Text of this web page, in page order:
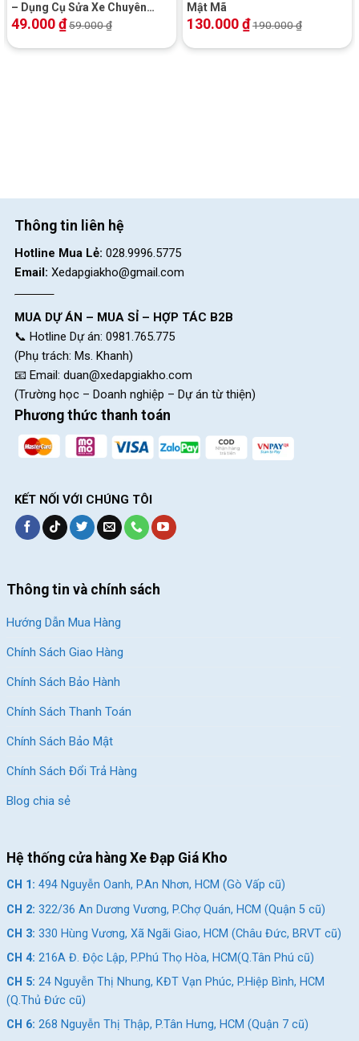
Xe Đạp Địa Hình MTB Life
MX900 27.5 Inch –
4.480.000₫
Xe Đạp Địa Hình MTB
Miamor Forteen 24 Inch –
4.790.000₫
– Dụng Cụ Sửa Xe Chuyên
Dụng
49.000₫59.000₫
Mật Mã
130.000₫190.000₫
Thông tin liên hệ
Hotline Mua Lẻ: 028.9996.5775
Email: Xedapgiakho@gmail.com
MUA DỰ ÁN – MUA SỈ – HỢP TÁC B2B
📞 Hotline Dự án: 0981.765.775
(Phụ trách: Ms. Khanh)
📧 Email: duan@xedapgiakho.com
(Trường học – Doanh nghiệp – Dự án từ thiện)
Phương thức thanh toán
KẾT NỐI VỚI CHÚNG TÔI
Thông tin và chính sách
Hướng Dẫn Mua Hàng
Chính Sách Giao Hàng
Chính Sách Bảo Hành
Chính Sách Thanh Toán
Chính Sách Bảo Mật
Chính Sách Đổi Trả Hàng
Blog chia sẻ
Hệ thống cửa hàng Xe Đạp Giá Kho
CH 1: 494 Nguyễn Oanh, P.An Nhơn, HCM (Gò Vấp cũ)
CH 2: 322/36 An Dương Vương, P.Chợ Quán, HCM (Quận 5 cũ)
CH 3: 330 Hùng Vương, Xã Ngãi Giao, HCM (Châu Đức, BRVT cũ)
CH 4: 216A Đ. Độc Lập, P.Phú Thọ Hòa, HCM(Q.Tân Phú cũ)
CH 5: 24 Nguyễn Thị Nhung, KĐT Vạn Phúc, P.Hiệp Bình, HCM
(Q.Thủ Đức cũ)
CH 6: 268 Nguyễn Thị Thập, P.Tân Hưng, HCM (Quận 7 cũ)